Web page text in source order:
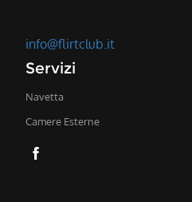
info@flirtclub.it
Servizi
Navetta
Camere Esterne